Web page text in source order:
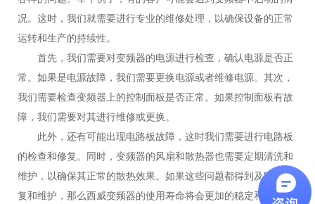
况。这时，我们就需要进行专业的维修处理，以确保设备的正常
运转和生产的持续性。
首先，我们需要对变频器的电源进行检查，确认电源是否正
常。如果是电源故障，我们需要更换电源或者维修电源。其次，
我们需要检查变频器上的控制面板是否正常。如果控制面板有故
障，我们需要对其进行维修或更换。
此外，还有可能出现电路板故障，这时我们需要进行电路板
的检查和修复。同时，变频器的风扇和散热器也需要定期清洗和
维护，以确保其正常的散热效果。如果这些问题都得到及时的修
复和维护，那么西威变频器的使用寿命将会更加的稳定和长久，